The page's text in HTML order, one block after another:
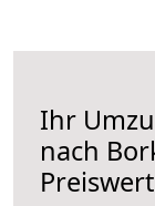
Ihr
nach
Preiswert